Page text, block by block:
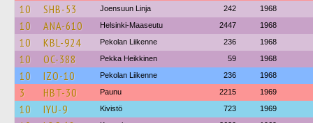
10 SHB-53 Joensuun Linja 242 1968
10 ANA-610 Helsinki-Maaseutu 2447 1968
10 KBL-924 Pekolan Liikenne 236 1968
10 OC-388 Pekka Heikkinen 59 1968
10 IZO-10 Pekolan Liikenne 236 1968
3 HBT-30 Paunu 2215 1969
10 IYU-9 Kivistö 723 1969